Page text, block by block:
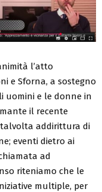
l’atto
e Sforna, a sostegno
uomini e le donne in
il recente
talvolta addirittura di
eventi dietro ai
ad
riteniamo che le
multiple, per